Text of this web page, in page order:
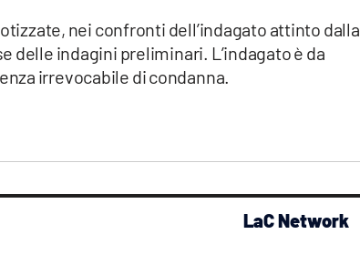
nei confronti dell’indagato attinto dalla
delle indagini preliminari. L’indagato è da
irrevocabile di condanna.
LaC Network